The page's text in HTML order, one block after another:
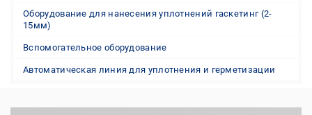
Оборудование для нанесения уплотнений гаскетинг (2-
15мм)
Вспомогательное оборудование
Автоматическая линия для уплотнения и герметизации